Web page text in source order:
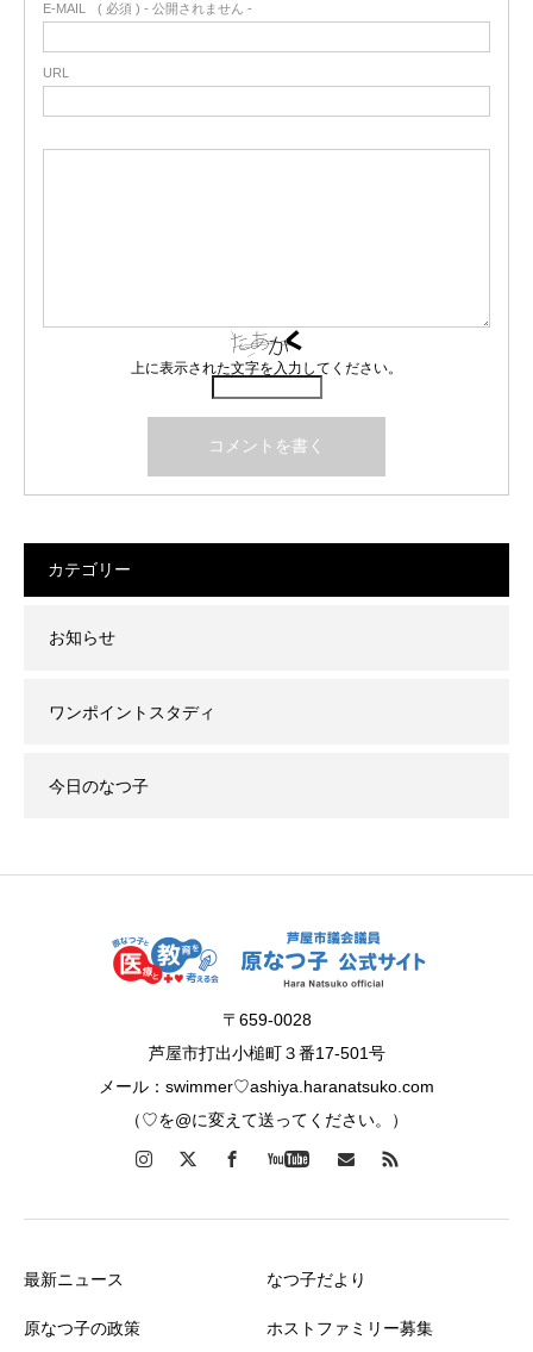
E-MAIL ( 必須 ) - 公開されません -
URL
上に表示された文字を入力してください。
カテゴリー
お知らせ
ワンポイントスタディ
今日のなつ子
〒659-0028
芦屋市打出小槌町３番17-501号
メール：swimmer♡ashiya.haranatsuko.com
（♡を@に変えて送ってください。）
最新ニュース
原なつ子の政策
なつ子だより
ホストファミリー募集